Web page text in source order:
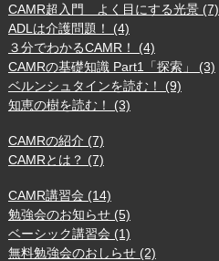
CAMR超入門 よく目にする光景 (7)
ADLは介護問題！ (4)
３分でわかるCAMR！ (4)
CAMRの基礎知識 Part1「探索」 (3)
ベルンシュタインを読む！ (9)
知恵の樹を読む！ (3)
CAMRの紹介 (7)
CAMRとは？ (7)
CAMR講習会 (14)
勉強会のお知らせ (5)
ベーシック講習会 (1)
無料勉強会のおしらせ (2)